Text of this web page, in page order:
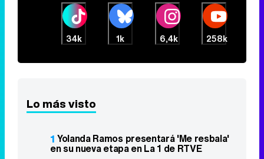
34k 1k 6,4k 258k
Lo más visto
1 Yolanda Ramos presentará 'Me resbala'
en su nueva etapa en La 1 de RTVE